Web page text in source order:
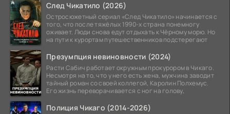
След Чикатило (2026)
Остросюжетный сериал «След Чикатило» начинается с
того, что после тяжёлых 1990-х страна понемногу
оживает. Люди снова едут отдыхать к Чёрному морю. Но
на пути к курортам путешественников подстерегают
Презумпция невиновности (2024)
Расти Сабич работает окружным прокурором в Чикаго.
Несмотря на то, что у него есть жена, мужчина заводит
тайный роман со своей коллегой, Каролин Полхемус.
Его жизнь переворачивается с ног на голову,
Полиция Чикаго (2014-2026)